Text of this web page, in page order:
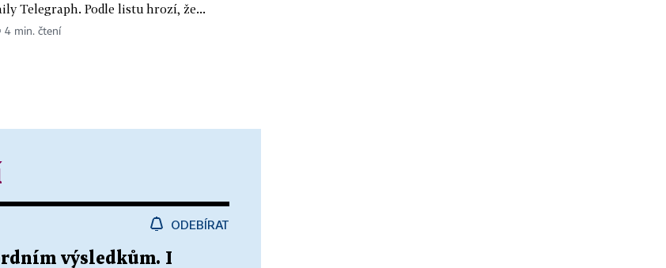
Telegraph. Podle listu hrozí, že...
4 min. čtení
ODEBÍRAT
výsledkům. I